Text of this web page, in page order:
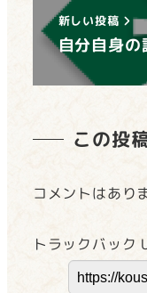
新しい投稿
自分自身の
この投
コメントはあり
トラックバック